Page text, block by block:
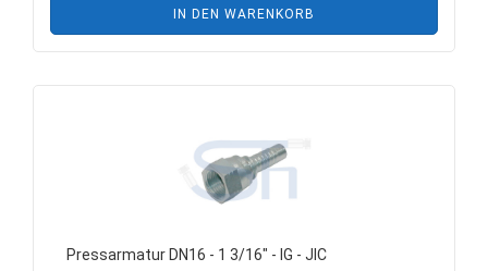
IN DEN WARENKORB
Pressarmatur DN16 - 1 3/16" - IG - JIC